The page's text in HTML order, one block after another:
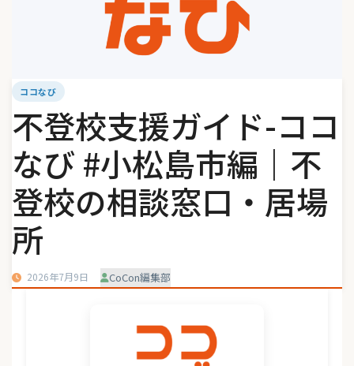
ココなび
不登校支援ガイド-ココ
なび #小松島市編｜不
登校の相談窓口・居場
所
2026年7月9日 CoCon編集部